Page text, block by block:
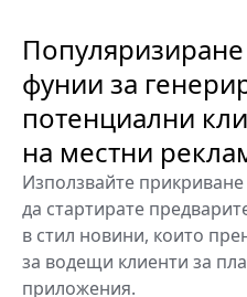
фунии за
потенциални
на местни
Използвайте
да стартирате
в стил новини, които
за водещи клиенти за
приложения.